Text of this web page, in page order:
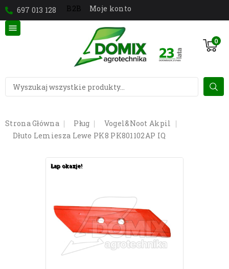
697 013 128 B2B Moje konto
0

Strona Główna Pług
Vogel&Noot Akpil
Dłuto Lemiesza Lewe PK8 PK801102AP IQ
Łap okazje!
Łap okazje!